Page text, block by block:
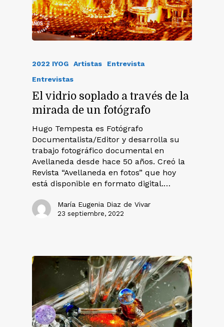
2022 IYOG Artistas
Entrevista
Entrevistas
El vidrio soplado a través de la
mirada de un fotógrafo
Hugo Tempesta es Fotógrafo
Documentalista/Editor y desarrolla su
trabajo fotográfico documental en
Avellaneda desde hace 50 años. Creó la
Revista “Avellaneda en fotos” que hoy
está disponible en formato digital.…
María Eugenia Diaz de Vivar
23 septiembre, 2022